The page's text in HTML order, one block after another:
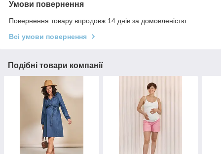
Умови повернення
Повернення товару впродовж 14 днів за домовленістю
Всі умови повернення
Подібні товари компанії